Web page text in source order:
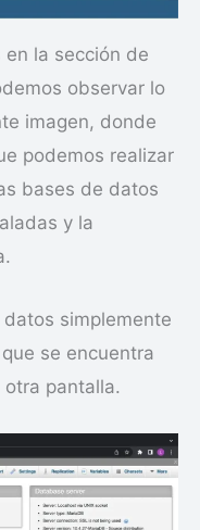
la sección de
observar lo
imagen, donde
podemos realizar
bases de datos
y la
simplemente
se encuentra
pantalla.